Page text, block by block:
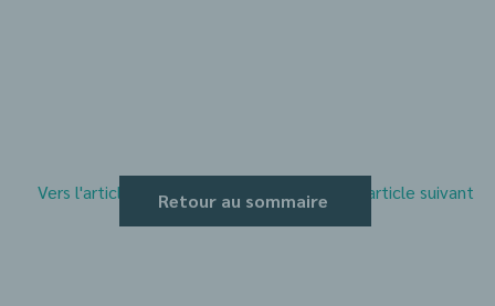
Vers l'article précédent Vers l'article suivant
Retour au sommaire